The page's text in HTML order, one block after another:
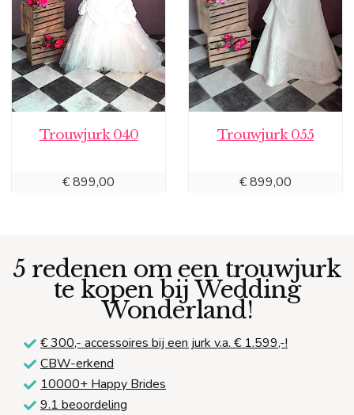
Trouwjurk 040
€899,00
Trouwjurk 055
€899,00
5 redenen om een trouwjurk
te kopen bij Wedding
Wonderland!
€ 300,- accessoires bij een jurk v.a. € 1.599,-!
CBW-erkend
10000+ Happy Brides
9.1 beoordeling